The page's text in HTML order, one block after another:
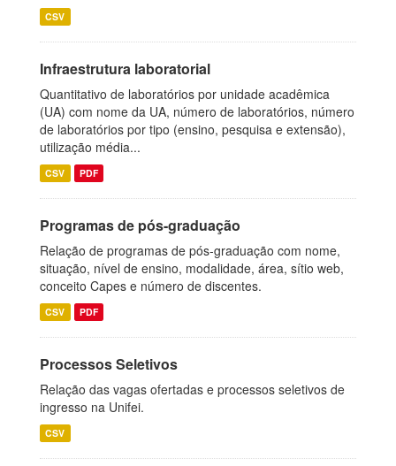
CSV
Infraestrutura laboratorial
Quantitativo de laboratórios por unidade acadêmica
(UA) com nome da UA, número de laboratórios, número
de laboratórios por tipo (ensino, pesquisa e extensão),
utilização média...
CSV PDF
Programas de pós-graduação
Relação de programas de pós-graduação com nome,
situação, nível de ensino, modalidade, área, sítio web,
conceito Capes e número de discentes.
CSV PDF
Processos Seletivos
Relação das vagas ofertadas e processos seletivos de
ingresso na Unifei.
CSV